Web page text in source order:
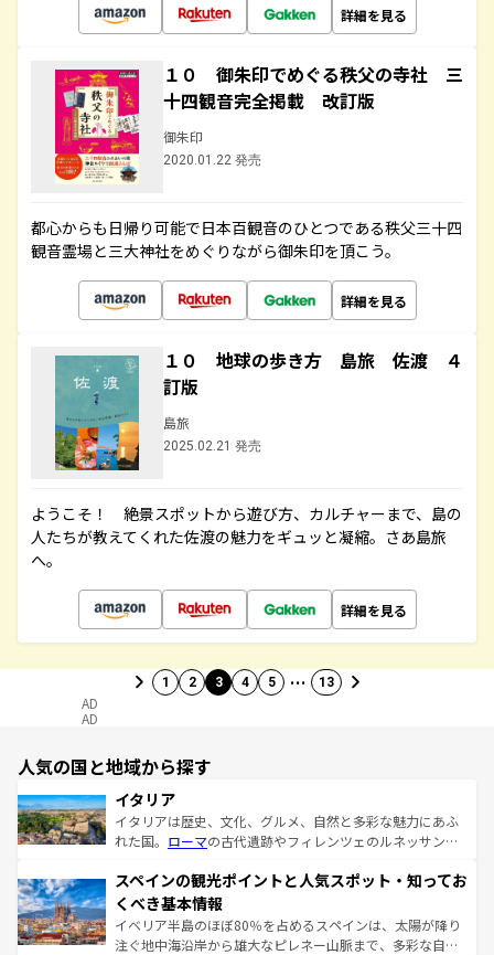
詳細を見る
１０ 御朱印でめぐる秩父の寺社 三
十四観音完全掲載 改訂版
御朱印
2020.01.22 発売
都心からも日帰り可能で日本百観音のひとつである秩父三十四
観音霊場と三大神社をめぐりながら御朱印を頂こう。
詳細を見る
１０ 地球の歩き方 島旅 佐渡 ４
訂版
島旅
2025.02.21 発売
ようこそ！ 絶景スポットから遊び方、カルチャーまで、島の
人たちが教えてくれた佐渡の魅力をギュッと凝縮。さあ島旅
へ。
詳細を見る
1 2 3 4 5 … 13
AD
AD
人気の国と地域から探す
イタリア
イタリアは歴史、文化、グルメ、自然と多彩な魅力にあふ
れた国。 ローマの古代遺跡やフィレンツェのルネッサンス
ろん、トスカーナの美しい田園風景やアマルフィ海岸の絶
景など、自然景観も見逃せない。観光の合間には、本場の
ピザやパスタなど、絶品のイタリア料理を堪能することも
できる。朝目覚めてから夜眠るまで、すべての瞬間を楽し
スペインの観光ポイントと人気スポット・知ってお
くべき基本情報
イベリア半島のほぼ80％を占めるスペインは、太陽が降り
注ぐ地中海沿岸から雄大なピレネー山脈まで、多彩な自然